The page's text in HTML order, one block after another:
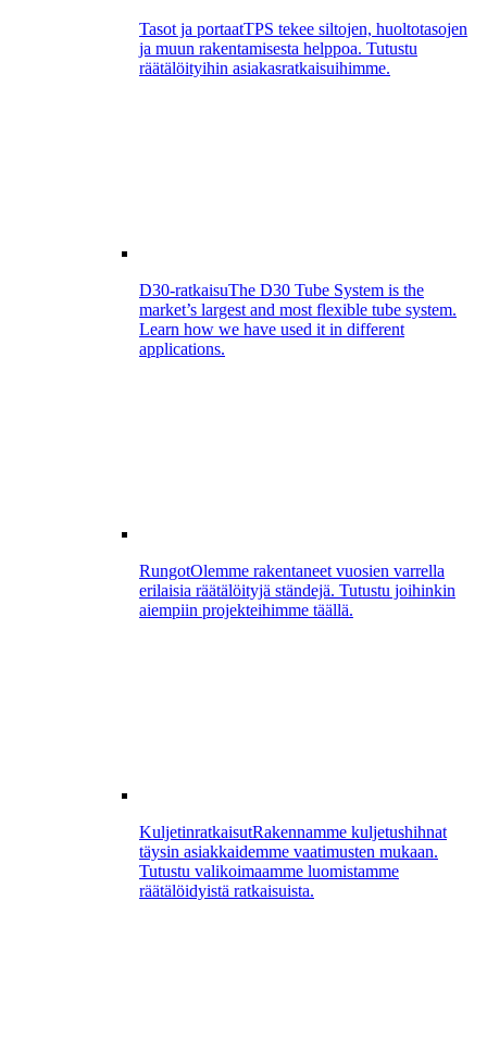
Tasot ja portaatTPS tekee siltojen, huoltotasojen
ja muun rakentamisesta helppoa. Tutustu
räätälöityihin asiakasratkaisuihimme.
D30-ratkaisuThe D30 Tube System is the
market’s largest and most flexible tube system.
Learn how we have used it in different
applications.
RungotOlemme rakentaneet vuosien varrella
erilaisia räätälöityjä ständejä. Tutustu joihinkin
aiempiin projekteihimme täällä.
KuljetinratkaisutRakennamme kuljetushihnat
täysin asiakkaidemme vaatimusten mukaan.
Tutustu valikoimaamme luomistamme
räätälöidyistä ratkaisuista.